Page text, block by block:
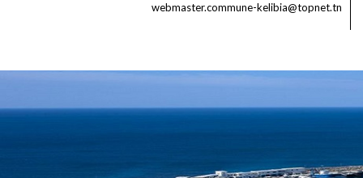
webmaster.commune-kelibia@topnet.tn